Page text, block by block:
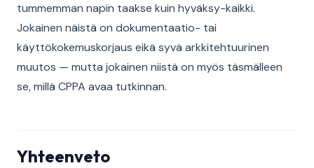
tummemman napin taakse kuin hyväksy-kaikki.
Jokainen näistä on dokumentaatio- tai
käyttökokemuskorjaus eikä syvä arkkitehtuurinen
muutos — mutta jokainen niistä on myös täsmälleen
se, millä CPPA avaa tutkinnan.
Yhteenveto